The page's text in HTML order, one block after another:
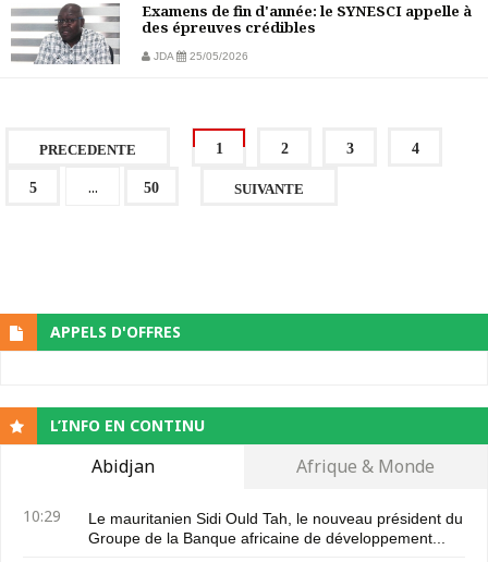
Examens de fin d'année: le SYNESCI appelle à
des épreuves crédibles
JDA 25/05/2026
PRECEDENTE 1 2 3 4
5 ... 50 SUIVANTE
APPELS D'OFFRES
L’INFO EN CONTINU
Abidjan Afrique & Monde
10:29
Le mauritanien Sidi Ould Tah, le nouveau président du
Groupe de la Banque africaine de développement...